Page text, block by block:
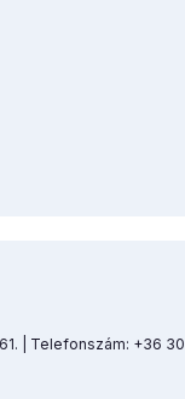
| Telefonszám: +36 30